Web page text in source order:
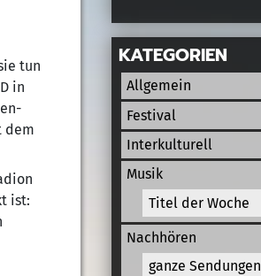
tun
in
dem
ist:
KATEGORIEN
Allgemein
Festival
Interkulturell
Musik
Titel der Woche
Nachhören
ganze Sendungen